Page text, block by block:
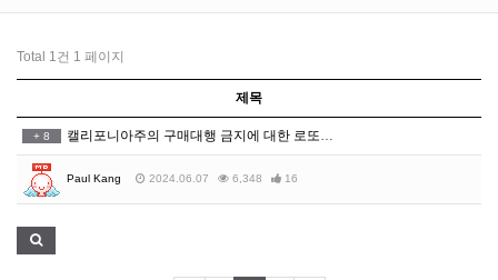
Total 1건 1 페이지
제목
+ 8 캘리포니아주의 구매대행 금지에 대한 로또윈의 입장입니다
Paul Kang 2024.06.07 6,348 16